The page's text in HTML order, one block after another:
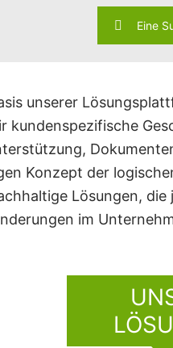
Eine
unserer
kundenspezifische
Konzept der
Lösungen,
im